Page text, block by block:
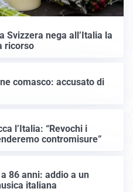
Svizzera nega all’Italia la
ricorso
comasco: accusato di
l’Italia: “Revochi i
contromisure”
86 anni: addio a un
italiana